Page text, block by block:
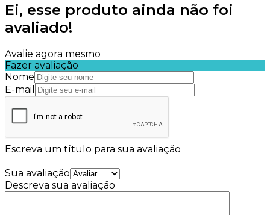
Ei, esse produto ainda não foi
avaliado!
Avalie agora mesmo
Fazer avaliação
Nome
E-mail
Escreva um título para sua avaliação
Sua avaliação
Descreva sua avaliação